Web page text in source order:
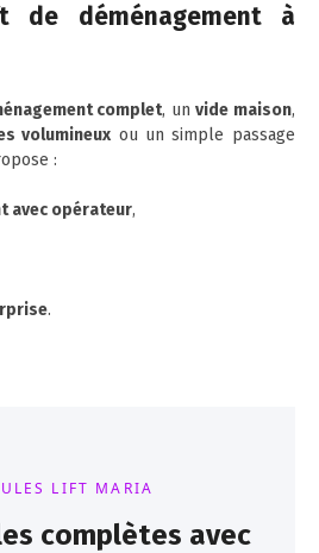
de déménagement à
complet, unvide maison,
volumineux ou un simple passage
:
avec opérateur,
.
LIFT MARIA
complètes avec